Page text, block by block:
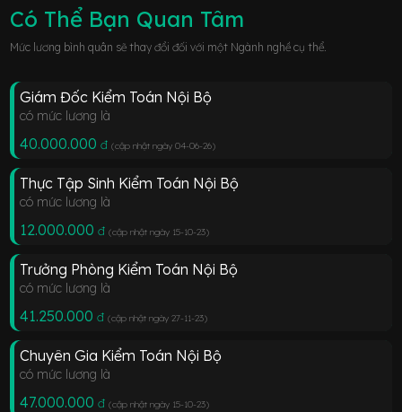
Có Thể Bạn Quan Tâm
Mức lương bình quân sẽ thay đổi đối với một Ngành nghề cụ thể.
Giám Đốc Kiểm Toán Nội Bộ
có mức lương là
40.000.000 đ (cập nhật ngày 04-06-26)
Thực Tập Sinh Kiểm Toán Nội Bộ
có mức lương là
12.000.000 đ (cập nhật ngày 15-10-23)
Trưởng Phòng Kiểm Toán Nội Bộ
có mức lương là
41.250.000 đ (cập nhật ngày 27-11-23)
Chuyên Gia Kiểm Toán Nội Bộ
có mức lương là
47.000.000 đ (cập nhật ngày 15-10-23)